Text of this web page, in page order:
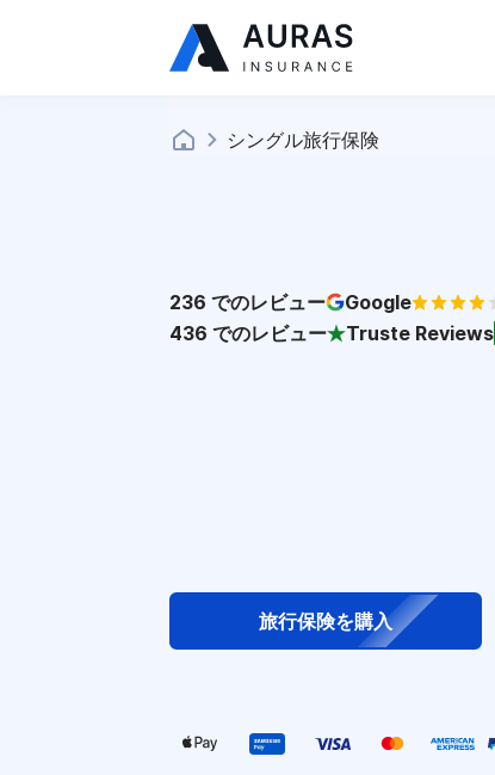
シングル旅行保険
236 でのレビュー
Google
436 でのレビュー Truste Reviews
旅行保険を購入